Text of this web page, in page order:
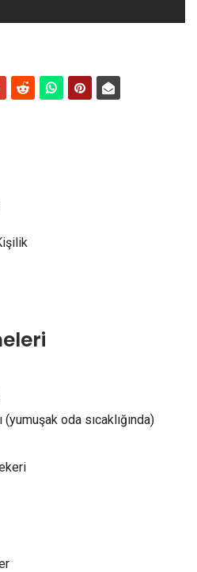
oda sıcaklığında)